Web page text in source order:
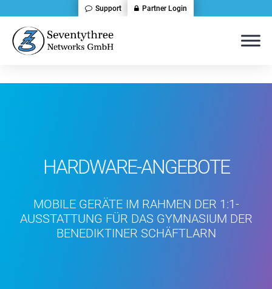
Support Partner Login
HARDWARE-ANGEBOTE
MOBILE GERÄTE IM RAHMEN DER 1:1-
AUSSTATTUNG FÜR DAS GYMNASIUM DER
BENEDIKTINER SCHÄFTLARN